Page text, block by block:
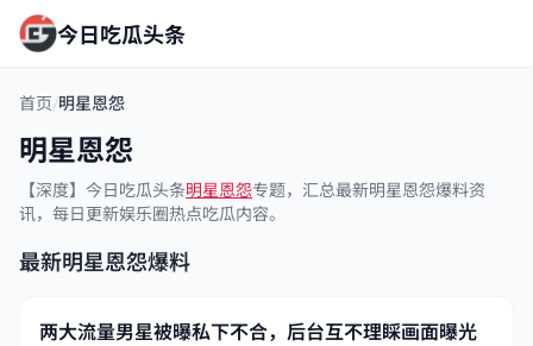
今日吃瓜头条
首页/明星恩怨
明星恩怨
【深度】今日吃瓜头条明星恩怨专题，汇总最新明星恩怨爆料资
讯，每日更新娱乐圈热点吃瓜内容。
最新明星恩怨爆料
两大流量男星被曝私下不合，后台互不理睬画面曝光